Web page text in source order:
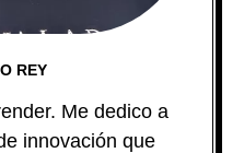
REY
Me dedico a
innovación que